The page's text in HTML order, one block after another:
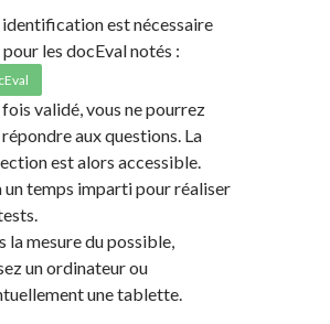
identification est nécessaire
les docEval notés :
fois validé, vous ne pourrez
aux questions. La
est alors accessible.
un temps imparti pour réaliser
la mesure du possible,
un ordinateur ou
une tablette.